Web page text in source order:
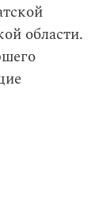
области.